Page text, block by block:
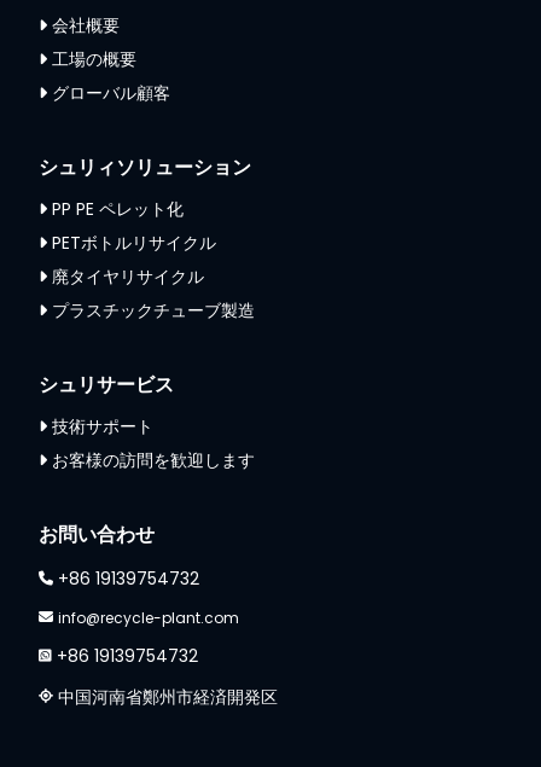
会社概要
工場の概要
グローバル顧客
シュリィソリューション
PP PE ペレット化
PETボトルリサイクル
廃タイヤリサイクル
プラスチックチューブ製造
シュリサービス
技術サポート
お客様の訪問を歓迎します
お問い合わせ
+86 19139754732
info@recycle-plant.com
+86 19139754732
中国河南省鄭州市経済開発区